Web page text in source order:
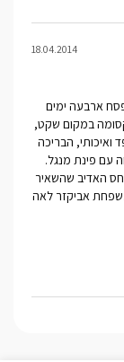
18.04.2014
ארבעה ימים
קסומה במקום שקט,
ואיכותי, הבריכה
עם פינת מנגל.
האדיב שהשאיר
אביקזר לאה